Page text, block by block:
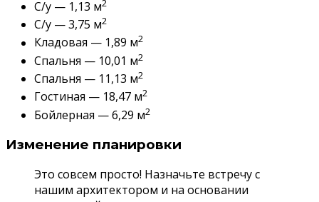
С/у — 1,13 м2
С/у — 3,75 м2
Кладовая — 1,89 м2
Спальня — 10,01 м2
Спальня — 11,13 м2
Гостиная — 18,47 м2
Бойлерная — 6,29 м2
Изменение планировки
Это совсем просто! Назначьте встречу с
нашим архитектором и на основании